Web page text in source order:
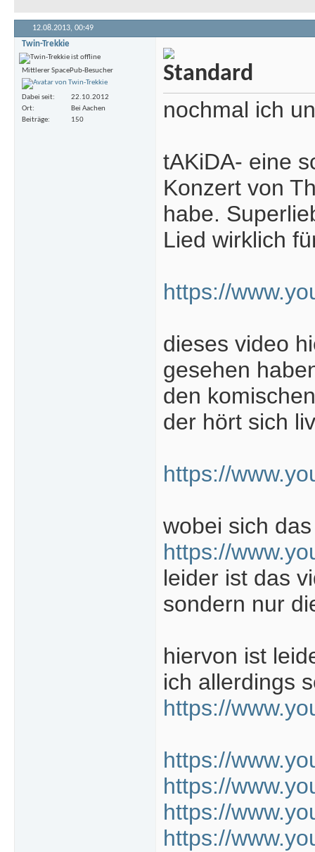
12.08.2013, 00:49
Twin-Trekkie
Mittlerer SpacePub-Besucher
Dabei seit
22.10.2012
Ort
Bei Aachen
Beiträge
150 nochmal ich
tAKiDA- eine
Konzert von
habe.
Lied wirklich
https://
dieses video
gesehen
den
der hört sich
https://
wobei sich
https://
leider ist das
sondern nur
hiervon ist
ich allerdings
https://
https://
https://
https://
https://